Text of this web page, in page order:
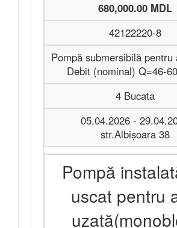
680,000.00 MDL
42122220-8
Pompă submersibilă pentru
Debit (nominal) Q=46-
4 Bucata
05.04.2026 -
str.Albişoara 38
Pompă
uscat pentru